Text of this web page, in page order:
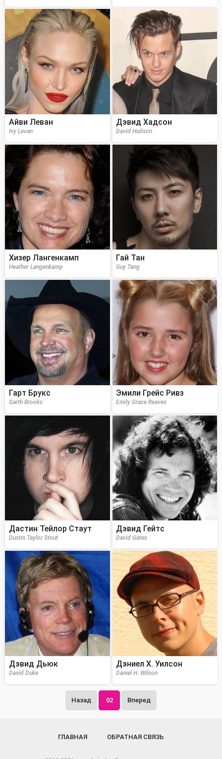
Айви Леван
Ivy Levan
Дэвид Хадсон
David Hudson
Хизер Лангенкамп
Heather Langenkamp
Гай Тан
Guy Tang
Гарт Брукс
Garth Brooks
Эмили Грейс Ривз
Emily Grace Reaves
Дастин Тейлор Стаут
Dustin Taylor Stout
Дэвид Гейтс
David Gates
Дэвид Дьюк
David Duke
Дэниел Х. Уилсон
Daniel H. Wilson
Назад 02 Вперед
ГЛАВНАЯ ОБРАТНАЯ СВЯЗЬ